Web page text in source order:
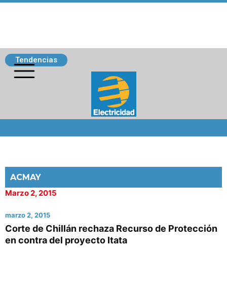
Tendencias
ACMAY
Marzo 2, 2015
marzo 2, 2015
Corte de Chillán rechaza Recurso de Protección
en contra del proyecto Itata